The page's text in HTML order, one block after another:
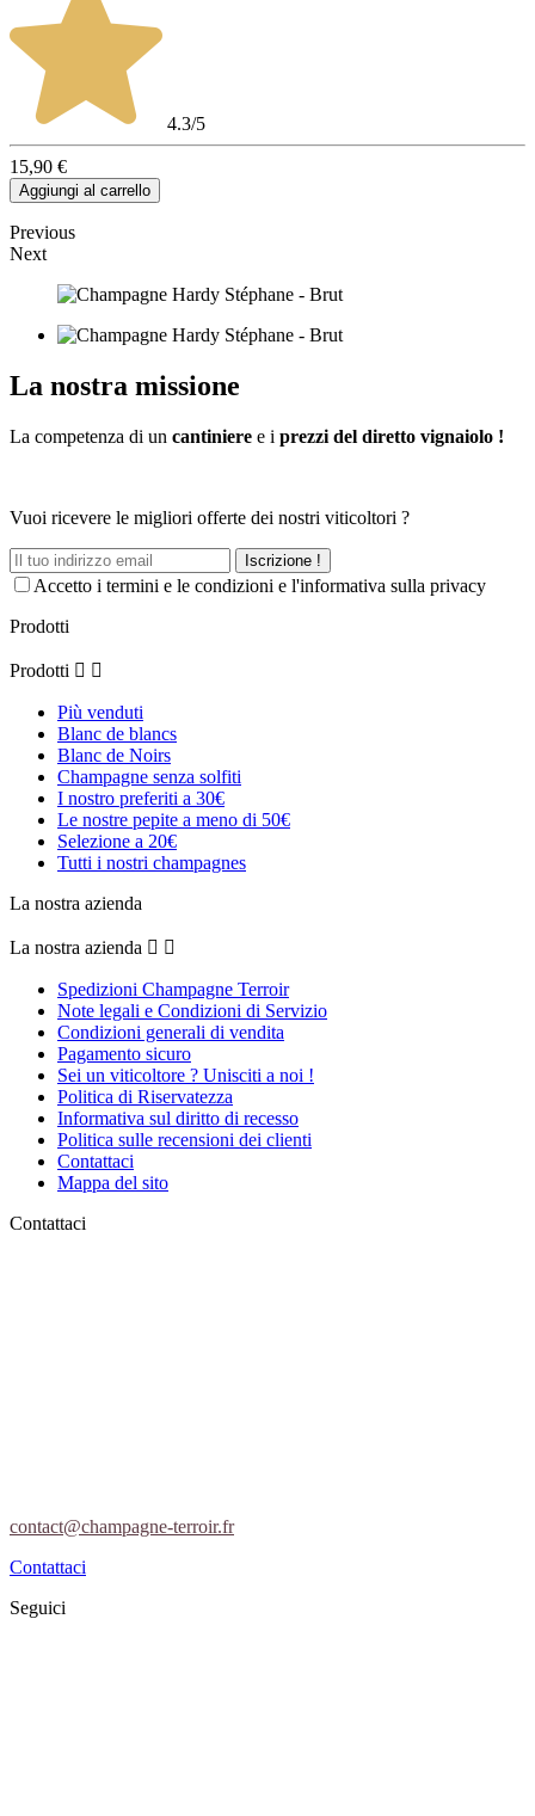
4.3/5
15,90 €
Aggiungi al carrello
Previous
Next
La nostra missione
La competenza di un cantiniere e i prezzi del diretto vignaiolo !
Vuoi ricevere le migliori offerte dei nostri viticoltori ?
Iscrizione !
Accetto i termini e le condizioni e l'informativa sulla privacy
Prodotti
Prodotti  
Più venduti
Blanc de blancs
Blanc de Noirs
Champagne senza solfiti
I nostro preferiti a 30€
Le nostre pepite a meno di 50€
Selezione a 20€
Tutti i nostri champagnes
La nostra azienda
La nostra azienda  
Spedizioni Champagne Terroir
Note legali e Condizioni di Servizio
Condizioni generali di vendita
Pagamento sicuro
Sei un viticoltore ? Unisciti a noi !
Politica di Riservatezza
Informativa sul diritto di recesso
Politica sulle recensioni dei clienti
Contattaci
Mappa del sito
Contattaci
contact@champagne-terroir.fr
Contattaci
Seguici